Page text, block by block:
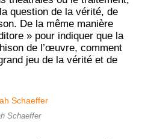
question de la vérité, de
De la même manière
» pour indiquer que la
de l’œuvre, comment
jeu de la vérité et de
Schaeffer